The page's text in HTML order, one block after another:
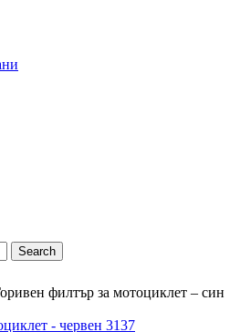
Search
филтър за мотоциклет – син